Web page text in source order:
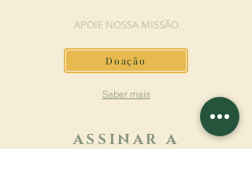
APOIE NOSSA MISSÃO
Doação
Saber mais
ASSINAR A